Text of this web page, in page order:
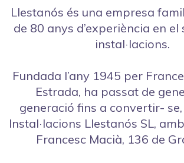
Llestanós és una empresa
de 80 anys d’experiència en el
instal·lacions.
Fundada l’any 1945 per
Estrada, ha passat de
generació fins a convertir-
Instal·lacions Llestanós SL,
Francesc Macià, 136 de